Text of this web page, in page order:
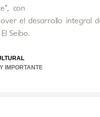
con
el desarrollo integral
Seibo.
IMPORTANTE